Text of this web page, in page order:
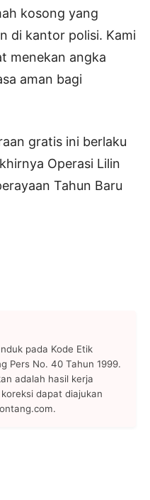
kosong yang
di kantor polisi. Kami
menekan angka
aman bagi
gratis ini berlaku
Operasi Lilin
Tahun Baru
pada Kode Etik
Pers No. 40 Tahun 1999.
adalah hasil kerja
dapat diajukan